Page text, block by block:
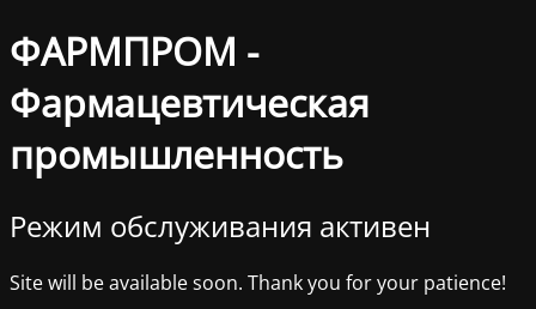
ФАРМПРОМ -
Фармацевтическая
промышленность
Режим обслуживания активен
Site will be available soon. Thank you for your patience!